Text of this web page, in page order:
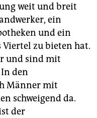
weit und breit
ein
und ein
zu bieten hat.
und sind mit
den
Männer mit
schweigend da.
der